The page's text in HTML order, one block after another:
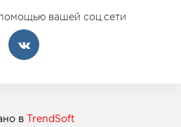
вашей соц.сети
в TrendSoft